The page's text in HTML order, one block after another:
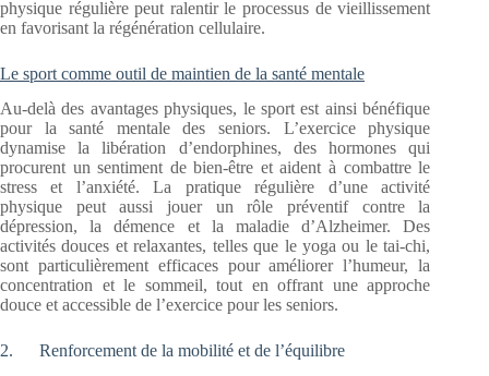
physique régulière peut ralentir le processus de vieillissement
en favorisant la régénération cellulaire.
Le sport comme outil de maintien de la santé mentale
Au-delà des avantages physiques, le sport est ainsi bénéfique
pour la santé mentale des seniors. L’exercice physique
dynamise la libération d’endorphines, des hormones qui
procurent un sentiment de bien-être et aident à combattre le
stress et l’anxiété. La pratique régulière d’une activité
physique peut aussi jouer un rôle préventif contre la
dépression, la démence et la maladie d’Alzheimer. Des
activités douces et relaxantes, telles que le yoga ou le tai-chi,
sont particulièrement efficaces pour améliorer l’humeur, la
concentration et le sommeil, tout en offrant une approche
douce et accessible de l’exercice pour les seniors.
2. Renforcement de la mobilité et de l’équilibre